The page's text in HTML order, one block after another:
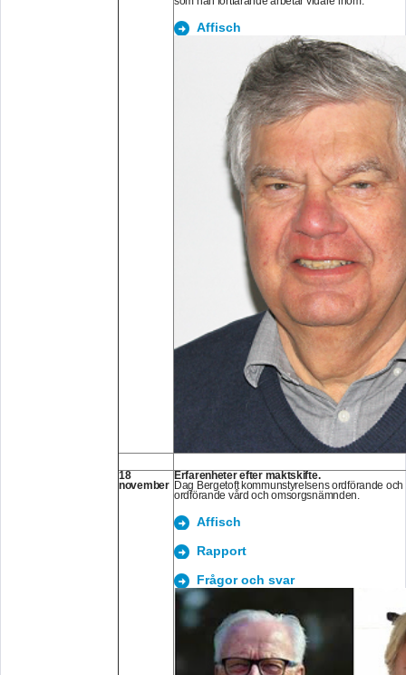
Affisch
18
november
Erfarenheter efter maktskifte.
Dag Bergetoft kommunstyrelsens ordförande
ordförande vård och omsorgsnämnden.
Affisch
Rapport
Frågor och svar